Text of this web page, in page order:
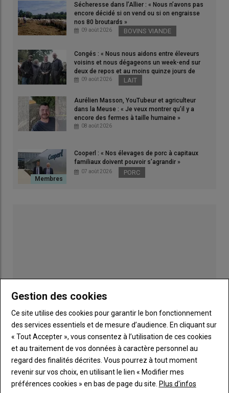
les moteurs en ligne ou encore 33% sur les sites internet
agricoles.
© Nadia Savin
72% desagriculteurs récemment installés déclarent
consulter des
supports digitauxpour se renseigner sur le
pilotage de leur exploitation. Tel est l’un des enseignements
techniques agricoles(Acta) auprès de 307 agriculteurs
installés dans les cinq dernières années du 13 au 30 avril
dernier, en partenariat avec le groupe Réussir.
9% se disent très satisfaits) car la jugeant pas assez
personnalisée, une majorité d’entre eux affirment se tourner
internetpour s’informer. 57% déclarent suivre des
Un nouvel agriculteur sur deux
s’informe sur les réseaux sociaux
Sur internet, 46% desnouveaux agriculteursdisent se
renseigner via lesréseaux sociaux, 34% via des recherches sur
les moteurs en ligne, 33% sur lessites internet agricoles
via des vidéoset des podcasts, 10% des newsletters et
seulement 10% via l’ intelligence artificielle.
Sécheresse dans l’Allier : « Nous n’avons pas
encore décidé si on vend ou si on engraisse
nos 80 broutards »
09 août 2026 BOVINS VIANDE
Congés : « Nous nous aidons entre éleveurs
voisins et nous dégageons un week-end sur
deux de repos et au moins quinze jours de
vacances par an » dans les Côtes-d’Armor
09 août 2026 LAIT
Aurélien Masson, YouTubeur et agriculteur
dans la Meuse : « Je veux montrer qu’il y a
encore des fermes à taille humaine »
08 août 2026
Cooperl : « Nos élevages de porc à capitaux
familiaux doivent pouvoir s’agrandir »
07 août 2026 PORC
Publicité
LES PLUS LUS
Gestion des cookies
Ce site utilise des cookies pour garantir le bon fonctionnement
des services essentiels et de mesure d’audience. En cliquant sur
« Tout Accepter », vous consentez à l’utilisation de ces cookies
et au traitement de vos données à caractère personnel au
regard des finalités décrites. Vous pourrez à tout moment
revenir sur vos choix, en utilisant le lien « Modifier mes
préférences cookies » en bas de page du site. Plus d'infos